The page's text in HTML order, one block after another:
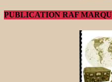
PUBLICATION RAF